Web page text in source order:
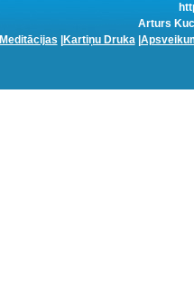
Arturs
Meditācijas Kartiņu Druka|